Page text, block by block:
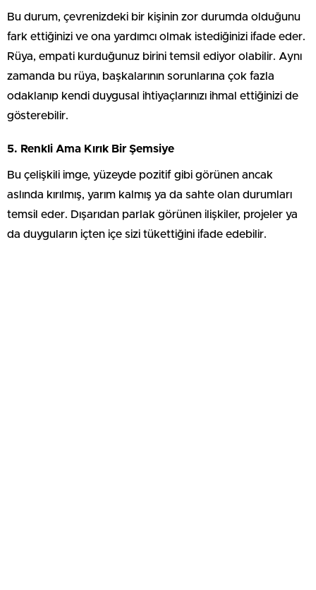
Bu durum, çevrenizdeki bir kişinin zor durumda olduğunu
fark ettiğinizi ve ona yardımcı olmak istediğinizi ifade eder.
Rüya, empati kurduğunuz birini temsil ediyor olabilir. Aynı
zamanda bu rüya, başkalarının sorunlarına çok fazla
odaklanıp kendi duygusal ihtiyaçlarınızı ihmal ettiğinizi de
gösterebilir.
5. Renkli Ama Kırık Bir Şemsiye
Bu çelişkili imge, yüzeyde pozitif gibi görünen ancak
aslında kırılmış, yarım kalmış ya da sahte olan durumları
temsil eder. Dışarıdan parlak görünen ilişkiler, projeler ya
da duyguların içten içe sizi tükettiğini ifade edebilir.